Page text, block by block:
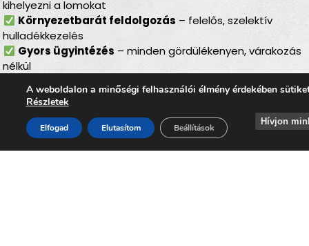
kihelyezni a lomokat
Környezetbarát feldolgozás– felelős, szelektív
hulladékkezelés
Gyors ügyintézés – minden gördülékenyen, várakozás
nélkül
LomtalanításHahóton–
ideális választás minden
helyzetben
A weboldalon a minőségi felhasználói élmény érdekében
Részletek
Elfogad Elutasítom Beállítások
Hívjon